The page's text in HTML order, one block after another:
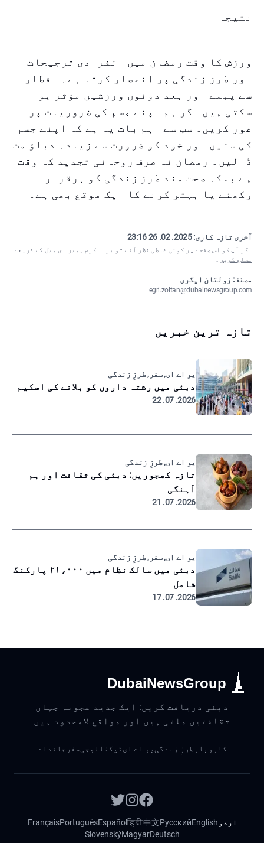
نتیجہ
ورزش کا وقت رمضان میں انفرادی ترجیحات
اور طرز زندگی پر انحصار کرتا ہے۔ افطار
سے پہلے اور بعد دونوں ورزشیں مؤثر ہو
سکتی ہیں اگر ہم اپنے جسم کی ضروریات پر
غور کریں۔ سب سے اہم بات یہ ہے کہ اپنے جسم
کی سنیں اور خود کو ضرورت سے زیادہ دباؤ مت
ڈالیں۔ رمضان نہ صرف روحانی تجدید کا وقت
ہے بلکہ صحت مند طرز زندگی کو برقرار
رکھنے یا بہتر کرنے کا ایک موقع بھی ہے۔
آخری تازہ کاری:2025. 02. 26 23:16
اگر آپ کو اس صفحے پر کوئی غلطی نظر آئے تو براہ کرم ہمیں ای میل کے ذریعے
مطلع کریں ۔
مصنف: زولتان ایگری
egri.zoltan@dubainewsgroup.com
تازہ ترین خبریں
یو اے ای, سفر, طرزِ زندگی
دبئی میں رشتہ داروں کو بلانے کی اسکیم
2026. 07. 22
یو اے ای, طرزِ زندگی
تازہ کھجوریں: دبئی کی ثقافت اور ہم
آہنگی
2026. 07. 21
یو اے ای, سفر, طرزِ زندگی
دبئی میں سالک نظام میں ۲۱،۰۰۰ پارکنگ
شامل
2026. 07. 17
DubaiNewsGroup
دبئی دریافت کریں: ایک جدید عجوبہ جہاں
ثقافتیں ملتی ہیں اور مواقع لامحدود ہیں
کاروبار طرزِ زندگی یو اے ایٹیکنالوجیسفر جائداد
اردو English
Русский
中文
हिंदी
Español
Português
Français
Deutsch
Magyar
Slovenský